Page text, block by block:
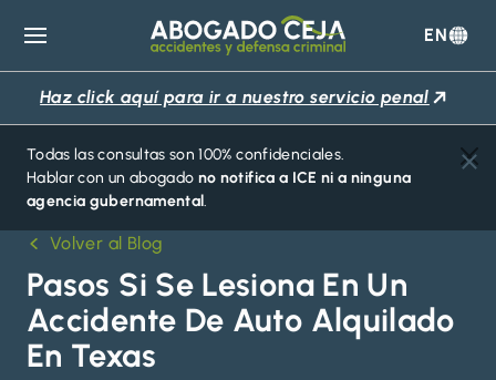
Abogado
Ceja
EN
Haz click aquí para ir a nuestro servicio penal
Todas las consultas son 100% confidenciales.
Hablar con un abogado no notifica a ICE ni a ninguna
agencia gubernamental.
Volver al Blog
Pasos Si Se Lesiona En Un
Accidente De Auto Alquilado
En Texas